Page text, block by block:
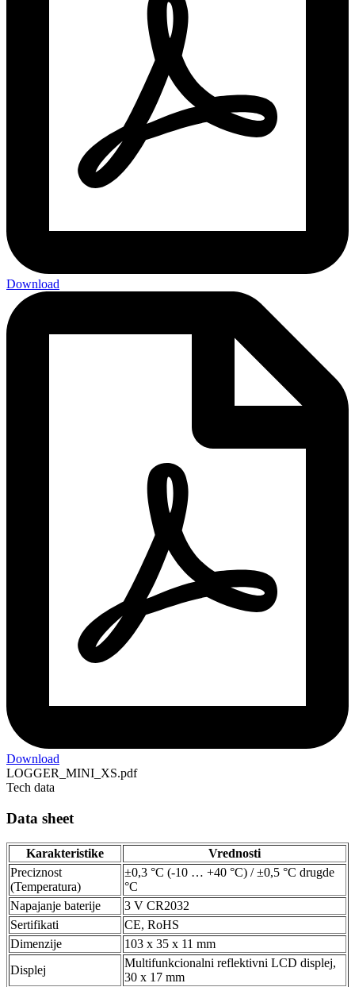
Download
Download
LOGGER_MINI_XS.pdf
Tech data
Data sheet
Karakteristike
Vrednosti
Preciznost
(Temperatura)
±0,3 °C (-10 … +40 °C) / ±0,5 °C drugde
°C
Napajanje baterije
3 V CR2032
Sertifikati
CE, RoHS
Dimenzije
103 x 35 x 11 mm
Displej
Multifunkcionalni reflektivni LCD displej,
30 x 17 mm